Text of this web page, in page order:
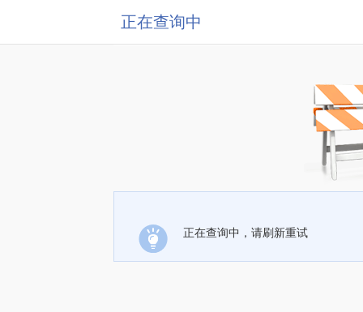
正在查询中
正在查询中，请刷新重试